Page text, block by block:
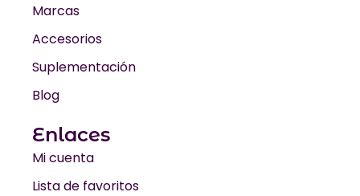
Marcas
Accesorios
Suplementación
Blog
Enlaces
Mi cuenta
Lista de favoritos